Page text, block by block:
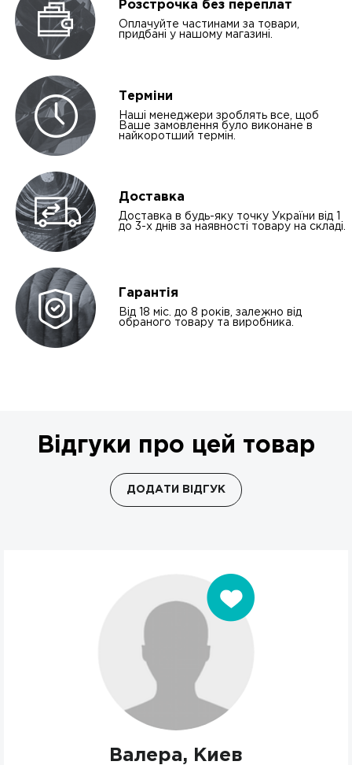
Розстрочка без переплат
Оплачуйте частинами за товари,
придбані у нашому магазині.
Терміни
Наші менеджери зроблять все, щоб
Ваше замовлення було виконане в
найкоротший термін.
Доставка
Доставка в будь-яку точку України від 1
до 3-х днів за наявності товару на складі.
Гарантія
Від 18 міс. до 8 років, залежно від
обраного товару та виробника.
Відгуки про цей товар
ДОДАТИ ВІДГУК
Валера, Киев